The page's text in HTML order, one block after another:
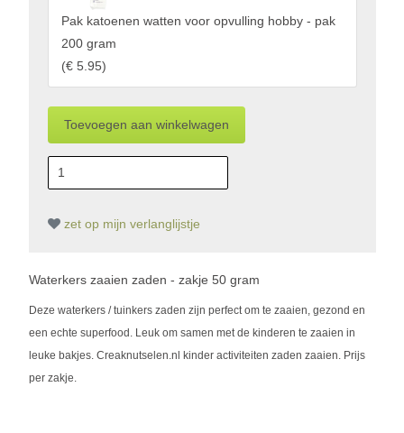
Pak katoenen watten voor opvulling hobby - pak
200 gram
(€ 5.95)
zet op mijn verlanglijstje
Waterkers zaaien zaden - zakje 50 gram
Deze waterkers / tuinkers zaden zijn perfect om te zaaien, gezond en
een echte superfood. Leuk om samen met de kinderen te zaaien in
leuke bakjes. Creaknutselen.nl kinder activiteiten zaden zaaien. Prijs
per zakje.